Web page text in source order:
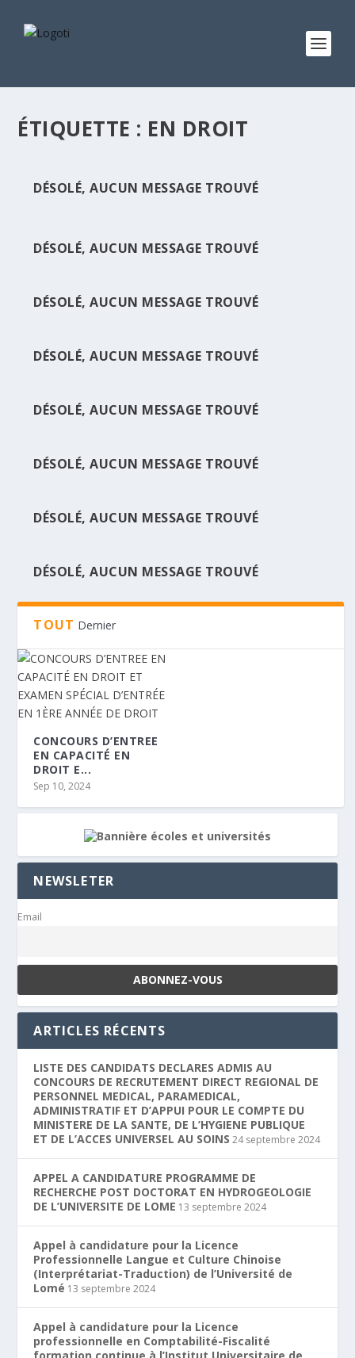
ÉTIQUETTE : EN DROIT
DROIT ET EXAMEN S...
DÉSOLÉ, AUCUN MESSAGE TROUVÉ
DÉSOLÉ, AUCUN MESSAGE TROUVÉ
DÉSOLÉ, AUCUN MESSAGE TROUVÉ
DÉSOLÉ, AUCUN MESSAGE TROUVÉ
DÉSOLÉ, AUCUN MESSAGE TROUVÉ
DÉSOLÉ, AUCUN MESSAGE TROUVÉ
DÉSOLÉ, AUCUN MESSAGE TROUVÉ
DÉSOLÉ, AUCUN MESSAGE TROUVÉ
TOUT Dernier
CONCOURS D’ENTREE
EN CAPACITÉ EN
DROIT E...
Sep 10, 2024
NEWSLETER
Email
ARTICLES RÉCENTS
LISTE DES CANDIDATS DECLARES ADMIS AU
CONCOURS DE RECRUTEMENT DIRECT REGIONAL DE
PERSONNEL MEDICAL, PARAMEDICAL,
ADMINISTRATIF ET D’APPUI POUR LE COMPTE DU
MINISTERE DE LA SANTE, DE L’HYGIENE PUBLIQUE
ET DE L’ACCES UNIVERSEL AU SOINS 24 septembre 2024
APPEL A CANDIDATURE PROGRAMME DE
RECHERCHE POST DOCTORAT EN HYDROGEOLOGIE
DE L’UNIVERSITE DE LOME 13 septembre 2024
Appel à candidature pour la Licence
Professionnelle Langue et Culture Chinoise
(Interprétariat-Traduction) de l’Université de
Lomé 13 septembre 2024
Appel à candidature pour la Licence
professionnelle en Comptabilité-Fiscalité